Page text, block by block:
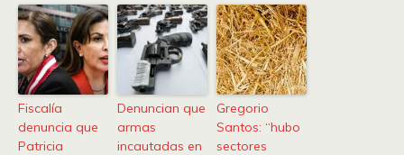
Fiscalía
denuncia que
Patricia
Denuncian que
armas
incautadas en
Gregorio
Santos: “hubo
sectores